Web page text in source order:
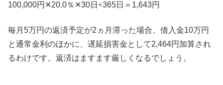
100,000円✕20.0％✕30日÷365日＝1,643円
毎月5万円の返済予定が2ヵ月滞った場合、借入金10万円
と通常金利のほかに、遅延損害金として2,464円加算され
るわけです。返済はますます厳しくなるでしょう。